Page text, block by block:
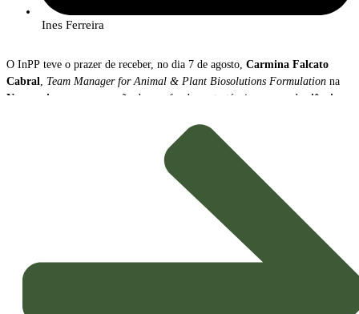
Ines Ferreira
O InPP teve o prazer de receber, no dia 7 de agosto, Carmina Falcato
Cabral, Team Manager for Animal & Plant Biosolutions Formulation na
Novonesis
, para uma sessão de aprofundamento técnico acerca da
ciência e
para a proteção de culturas.
Na sua intervenção, Carmina Falcato Cabral destacou a importância crítica
da inovação ao longo de todo o processo de desenvolvimento de